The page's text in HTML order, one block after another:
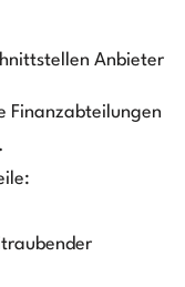
Finanzabteilungen